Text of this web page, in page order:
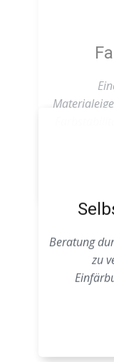
Beratung
zu